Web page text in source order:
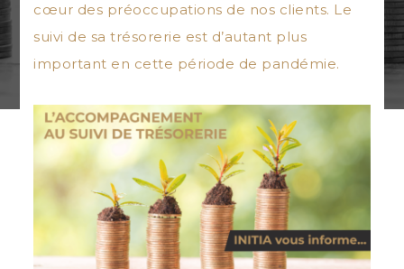
cœur des préoccupations de nos clients. Le
suivi de sa trésorerie est d’autant plus
important en cette période de pandémie.